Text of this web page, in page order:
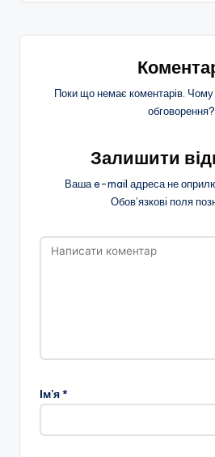
Поки що немає коментарів.
обговорення?
Залишити
Ваша e-mail адреса не
Обов’язкові поля
Ім'я*